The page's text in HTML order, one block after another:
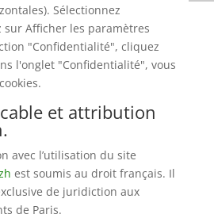
Sélectionnez
sur Afficher les paramètres
"Confidentialité", cliquez
l'onglet "Confidentialité", vous
et attribution
avec l’utilisation du site
est soumis au droit français. Il
de juridiction aux
de Paris.